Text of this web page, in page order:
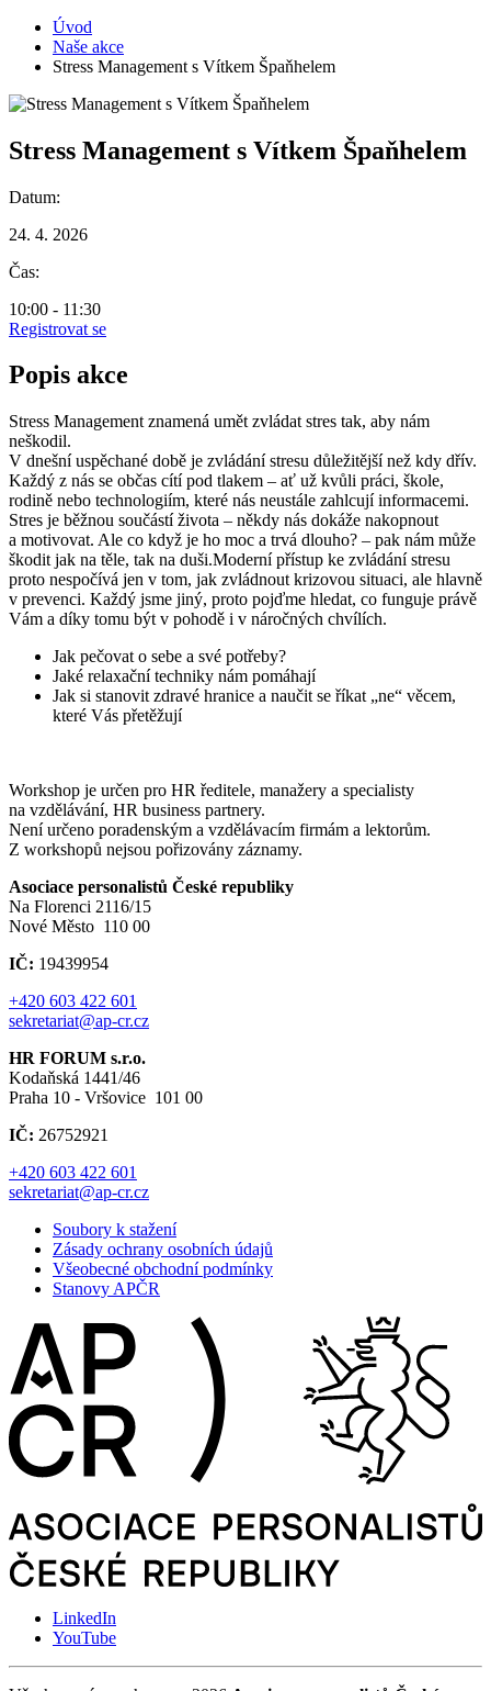
Úvod
Naše akce
Stress Management s Vítkem Špaňhelem
Stress Management s Vítkem Špaňhelem
Datum:
24. 4. 2026
Čas:
10:00 - 11:30
Registrovat se
Popis akce
Stress Management znamená umět zvládat stres tak, aby nám
neškodil.
V dnešní uspěchané době je zvládání stresu důležitější než kdy dřív.
Každý z nás se občas cítí pod tlakem – ať už kvůli práci, škole,
rodině nebo technologiím, které nás neustále zahlcují informacemi.
Stres je běžnou součástí života – někdy nás dokáže nakopnout
a motivovat. Ale co když je ho moc a trvá dlouho? – pak nám může
škodit jak na těle, tak na duši.Moderní přístup ke zvládání stresu
proto nespočívá jen v tom, jak zvládnout krizovou situaci, ale hlavně
v prevenci. Každý jsme jiný, proto pojďme hledat, co funguje právě
Vám a díky tomu být v pohodě i v náročných chvílích.
Jak pečovat o sebe a své potřeby?
Jaké relaxační techniky nám pomáhají
Jak si stanovit zdravé hranice a naučit se říkat „ne“ věcem,
které Vás přetěžují
Workshop je určen pro HR ředitele, manažery a specialisty
na vzdělávání, HR business partnery.
Není určeno poradenským a vzdělávacím firmám a lektorům.
Z workshopů nejsou pořizovány záznamy.
Asociace personalistů České republiky
Na Florenci 2116/15
Nové Město 110 00
IČ: 19439954
+420 603 422 601
sekretariat@ap-cr.cz
HR FORUM s.r.o.
Kodaňská 1441/46
Praha 10 - Vršovice 101 00
IČ: 26752921
+420 603 422 601
sekretariat@ap-cr.cz
Soubory k stažení
Zásady ochrany osobních údajů
Všeobecné obchodní podmínky
Stanovy APČR
LinkedIn
YouTube